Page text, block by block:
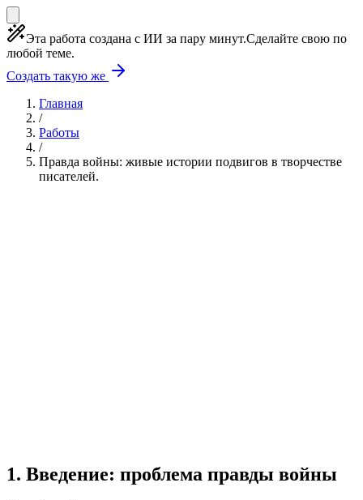
Эта работа создана с ИИ за пару минут.Сделайте свою по
любой теме.
Создать такую же
Главная
/
Работы
/
Правда войны: живые истории подвигов в творчестве
писателей.
1. Введение: проблема правды войны